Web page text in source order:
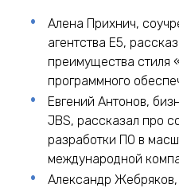
Алена Прихнич,
агентства Е5,
преимущества стиля
программного
Евгений Антонов,
JBS, рассказал про
разработки ПО в
международной
Александр Жебряков,